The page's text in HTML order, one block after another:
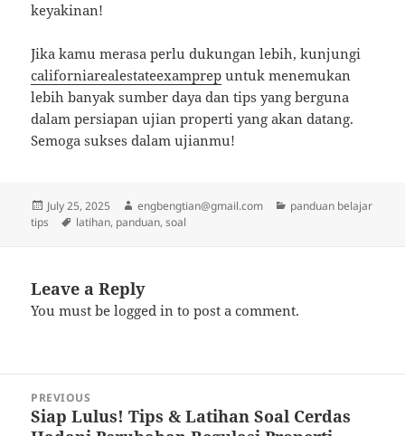
keyakinan!
Jika kamu merasa perlu dukungan lebih, kunjungi
californiarealestateexamprep untuk menemukan
lebih banyak sumber daya dan tips yang berguna
dalam persiapan ujian properti yang akan datang.
Semoga sukses dalam ujianmu!
Posted
on
July 25, 2025 Author
engbengtian@gmail.com Categories
panduan belajar
tips
Tags
latihan, panduan,soal
Leave a Reply
You must belogged in to post a comment.
navigation
PREVIOUS
Previous
Siap Lulus! Tips & Latihan Soal Cerdas